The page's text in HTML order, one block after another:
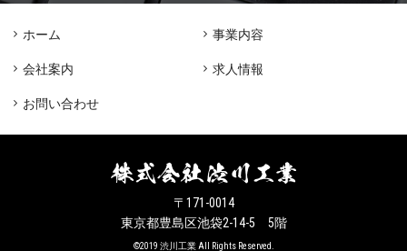
ホーム 事業内容
会社案内 求人情報
お問い合わせ
〒171-0014
東京都豊島区池袋2-14-5 5階
©2019 渋川工業 All Rights Reserved.